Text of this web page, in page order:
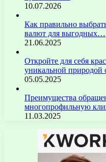
10.07.2026
Как правильно
валют для выгодных…
21.06.2025
Откройте для себя
уникальной природой
05.05.2025
Преимущества
многопрофильную
11.03.2025